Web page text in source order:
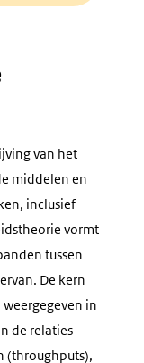
van het
middelen en
inclusief
vormt
tussen
De kern
in
de relaties
(throughputs),